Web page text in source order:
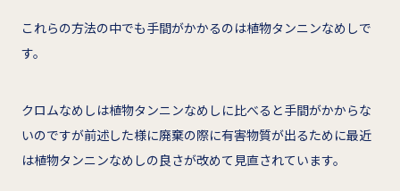
これらの方法の中でも手間がかかるのは植物タンニンなめしで
す。
クロムなめしは植物タンニンなめしに比べると手間がかからな
いのですが前述した様に廃棄の際に有害物質が出るために最近
は植物タンニンなめしの良さが改めて見直されています。